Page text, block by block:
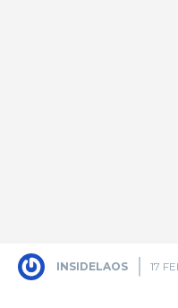
INSIDELAOS 17